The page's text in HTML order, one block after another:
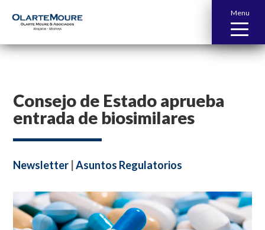
Menu
Consejo de Estado aprueba
entrada de biosimilares
Newsletter |Asuntos Regulatorios